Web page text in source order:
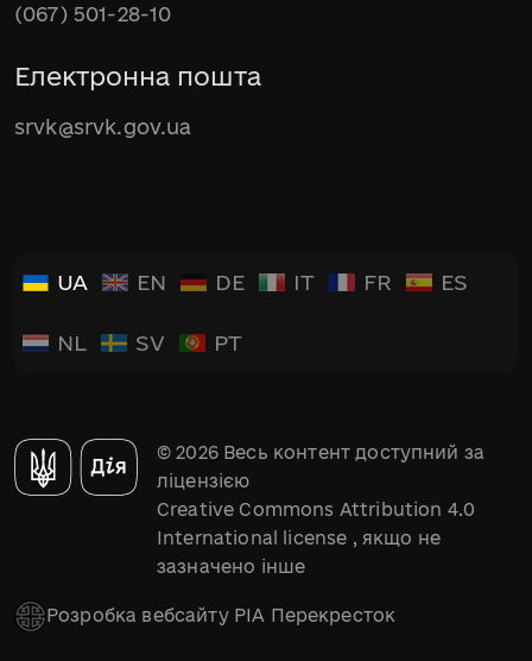
(067) 501-28-10
Електронна пошта
srvk@srvk.gov.ua
UA EN DE IT FR ES
NL SV PT
© 2026 Весь контент доступний за
ліцензією
Creative Commons Attribution 4.0
International license , якщо не
зазначено інше
Розробка вебсайту РІА Перекресток